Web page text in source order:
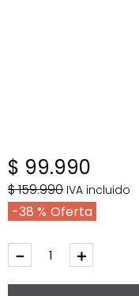
$ 99.990
$159.990 IVA incluido
38 %
＋
－